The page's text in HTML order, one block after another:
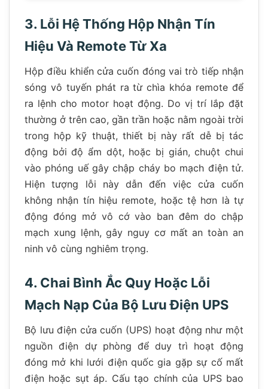
3. Lỗi Hệ Thống Hộp Nhận Tín
Hiệu Và Remote Từ Xa
Hộp điều khiển cửa cuốn đóng vai trò tiếp nhận
sóng vô tuyến phát ra từ chìa khóa remote để
ra lệnh cho motor hoạt động. Do vị trí lắp đặt
thường ở trên cao, gần trần hoặc nằm ngoài trời
trong hộp kỹ thuật, thiết bị này rất dễ bị tác
động bởi độ ẩm dột, hoặc bị gián, chuột chui
vào phóng uế gây chập cháy bo mạch điện tử.
Hiện tượng lỗi này dẫn đến việc cửa cuốn
không nhận tín hiệu remote, hoặc tệ hơn là tự
động đóng mở vô cớ vào ban đêm do chập
mạch xung lệnh, gây nguy cơ mất an toàn an
ninh vô cùng nghiêm trọng.
4. Chai Bình Ắc Quy Hoặc Lỗi
Mạch Nạp Của Bộ Lưu Điện UPS
Bộ lưu điện cửa cuốn (UPS) hoạt động như một
nguồn điện dự phòng để duy trì hoạt động
đóng mở khi lưới điện quốc gia gặp sự cố mất
điện hoặc sụt áp. Cấu tạo chính của UPS bao